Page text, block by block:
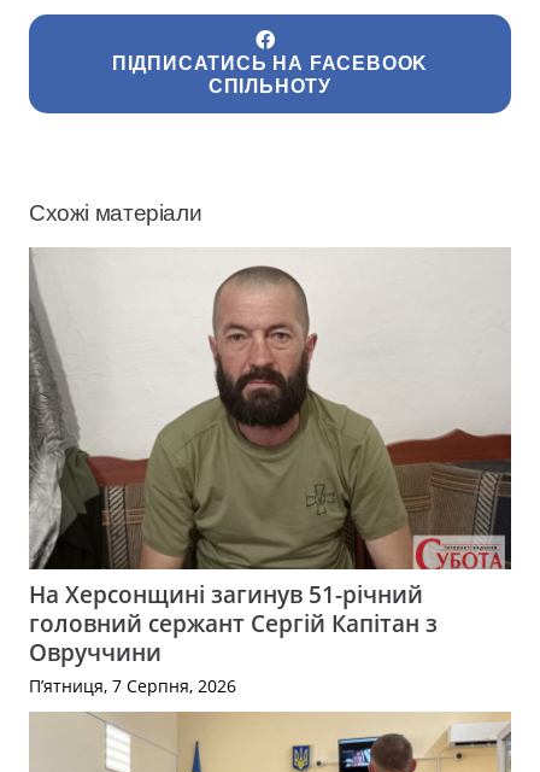
ПІДПИСАТИСЬ НА FACEBOOK
СПІЛЬНОТУ
Схожі матеріали
На Херсонщині загинув 51-річний
головний сержант Сергій Капітан з
Овруччини
П’ятниця, 7 Серпня, 2026